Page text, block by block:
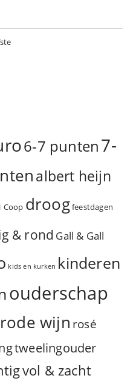
6-7 punten7-
albert heijn
Coop droogfeestdagen
& rond Gall & Gall
kids en kurken kinderen
ouderschap
rode wijn rosé
tweelingouder
vol & zacht